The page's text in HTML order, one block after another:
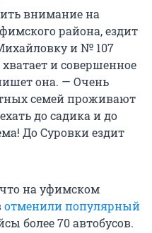
внимание на
района, ездит
и № 107
хватает и совершенное
она. — Очень
семей проживают
до садика и до
До Суровки ездит
на уфимском
отменили популярный
более 70 автобусов.